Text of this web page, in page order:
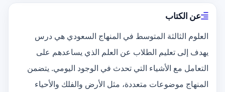
عن الكتاب
العلوم الثالثة المتوسط في المنهاج السعودي هي درس
يهدف إلى تعليم الطلاب عن العلم الذي يساعدهم على
التعامل مع الأشياء التي تحدث في الوجود اليومي. يتضمن
المنهاج موضوعات متعددة، مثل الأرض والفلك والأحياء